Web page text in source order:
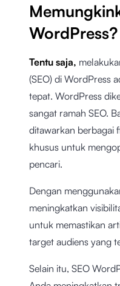
WordPress?
Tentu saja,
(SEO) di WordPress
tepat. WordPress
sangat ramah SEO.
ditawarkan berbagai
khusus untuk
pencari.
Dengan
meningkatkan
untuk memastikan
target audiens yang
Selain itu, SEO